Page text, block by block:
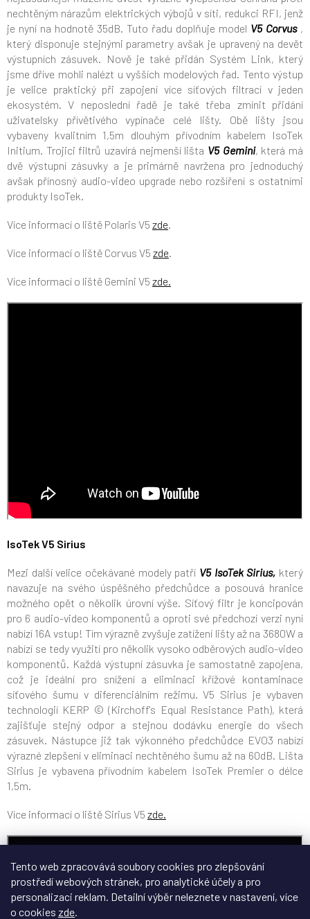
Tento web zpracovává soubory cookies pro zlepšování
prostředí webových stránek, pro analytické účely a pro
personalizaci reklam. Detailní výběr neleznete v nastavení, více
o cookies zde.
nechtěným nárazům elektrických výbojů v síti, redukci RFI, jenž
je nyní na hodnotě 35dB. Tuto řadu doplňuje model V5 Corvus ,
který disponuje stejnými parametry avšak je upravený na devět
výstupních zásuvek. Nově je také přidán Systém Link, který
jsme dříve mohli nalézt u vyšších modelových řad. Tento výstup
je velice praktický při zapojení více síťových filtrací v jeden
ekosystém. V neposlední řadě je také třeba zmínit přidání
uživatelsky přívětivého vypínače celé lišty. Obě lišty jsou
vybaveny kvalitním 1,5m dlouhým přívodním kabelem IsoTek
Initium. Trojici filtrů uzavírá nejmenší lišta V5 Gemini, která má
dvě výstupní zásuvky a je primárně navržena pro jednoduchý
avšak přínosný audio-video upgrade nebo rozšíření s ostatními
produkty IsoTek.
Více informací o liště Polaris V5 zde.
Více informací o liště Corvus V5 zde.
Více informací o liště Gemini V5 zde.
IsoTek V5 Sirius
Mezi další velice očekávané modely patří V5 IsoTek Sirius, který
navazuje na svého úspěšného předchůdce a posouvá hranice
možného opět o několik úrovní výše. Síťový filtr je koncipován
pro 6 audio-video komponentů a oproti své předchozí verzi nyní
nabízí 16A vstup! Tím výrazně zvyšuje zatížení lišty až na 3680W a
nabízí se tedy využití pro několik vysoko odběrových audio-video
komponentů. Každá výstupní zásuvka je samostatně zapojena,
což je ideální pro snížení a eliminaci křížové kontaminace
síťového šumu v diferenciálním režimu. V5 Sirius je vybaven
technologií KERP © (Kirchoff's Equal Resistance Path), která
zajišťuje stejný odpor a stejnou dodávku energie do všech
zásuvek. Nástupce již tak výkonného předchůdce EVO3 nabízí
výrazné zlepšení v eliminaci nechtěného šumu až na 60dB. Lišta
Sirius je vybavena přívodním kabelem IsoTek Premier o délce
1,5m.
Více informací o liště Sirius V5 zde.